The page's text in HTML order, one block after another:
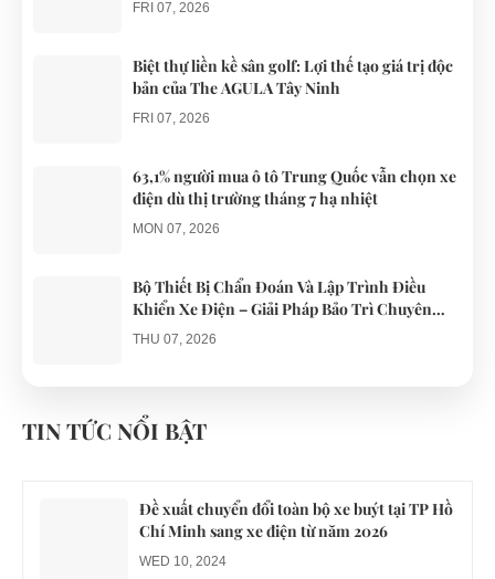
FRI 07, 2026
Biệt thự liền kề sân golf: Lợi thế tạo giá trị độc
bản của The AGULA Tây Ninh
FRI 07, 2026
63,1% người mua ô tô Trung Quốc vẫn chọn xe
điện dù thị trường tháng 7 hạ nhiệt
MON 07, 2026
Bộ Thiết Bị Chẩn Đoán Và Lập Trình Điều
Khiển Xe Điện – Giải Pháp Bảo Trì Chuyên
Nghiệp
THU 07, 2026
gổ khi đón du khách ở Quy Nhơn
TIN TỨC NỔI BẬT
Đề xuất chuyển đổi toàn bộ xe buýt tại TP Hồ
Chí Minh sang xe điện từ năm 2026
WED 10, 2024